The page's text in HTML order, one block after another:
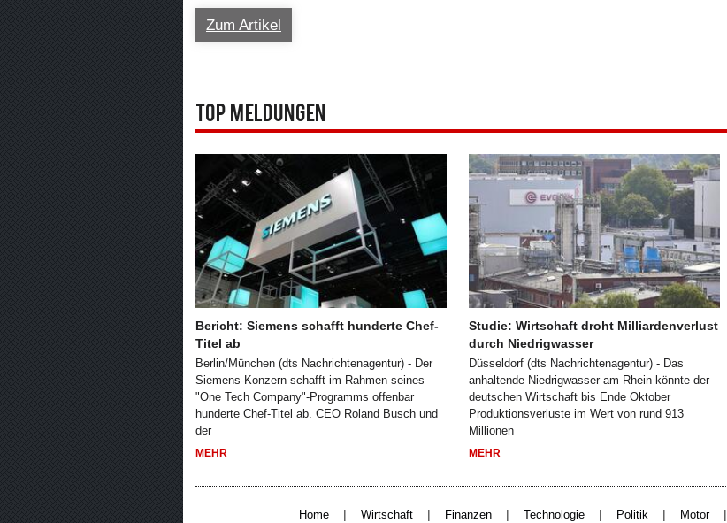
Zum Artikel
Top Meldungen
Bericht: Siemens schafft hunderte Chef-
Titel ab
Berlin/München (dts Nachrichtenagentur) - Der
Siemens-Konzern schafft im Rahmen seines
"One Tech Company"-Programms offenbar
hunderte Chef-Titel ab. CEO Roland Busch und
der
MEHR
Studie: Wirtschaft droht Milliardenverlust
durch Niedrigwasser
Düsseldorf (dts Nachrichtenagentur) - Das
anhaltende Niedrigwasser am Rhein könnte der
deutschen Wirtschaft bis Ende Oktober
Produktionsverluste im Wert von rund 913
Millionen
MEHR
Home | Wirtschaft | Finanzen | Technologie | Politik | Motor |